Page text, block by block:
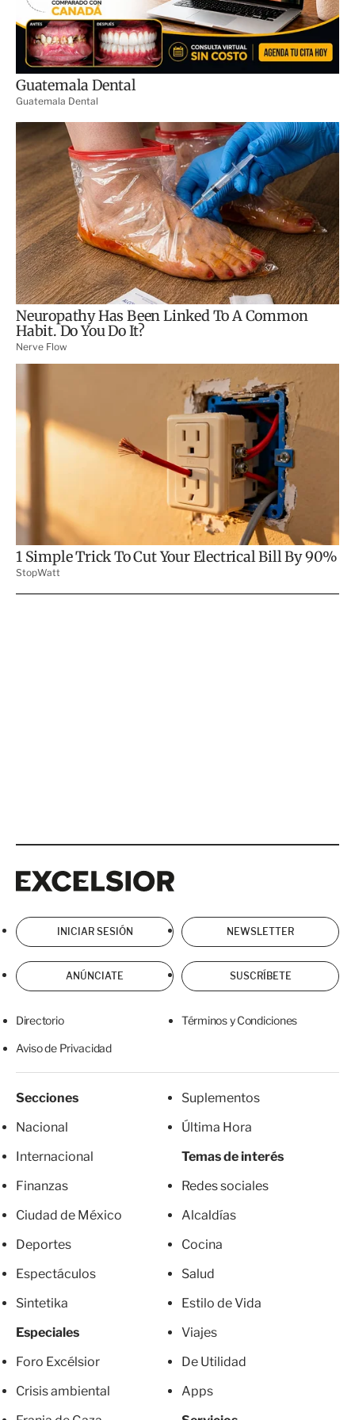
INICIAR SESIÓN NEWSLETTER
ANÚNCIATE SUSCRÍBETE
Directorio Términos y Condiciones
Aviso de Privacidad
Secciones
Nacional
Internacional
Finanzas
Ciudad de México
Deportes
Espectáculos
Sintetika
Especiales
Foro Excélsior
Crisis ambiental
Suplementos
Última Hora
Temas de interés
Redes sociales
Alcaldías
Cocina
Salud
Estilo de Vida
Viajes
De Utilidad
Apps